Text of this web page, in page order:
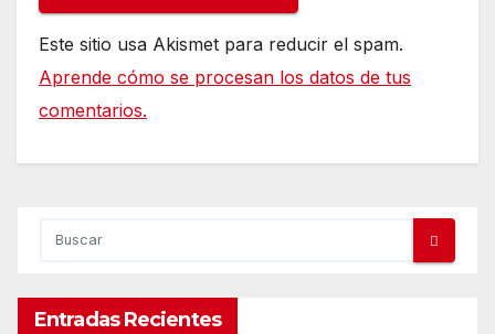
Este sitio usa Akismet para reducir el spam.
Aprende cómo se procesan los datos de tus
comentarios.
Entradas Recientes